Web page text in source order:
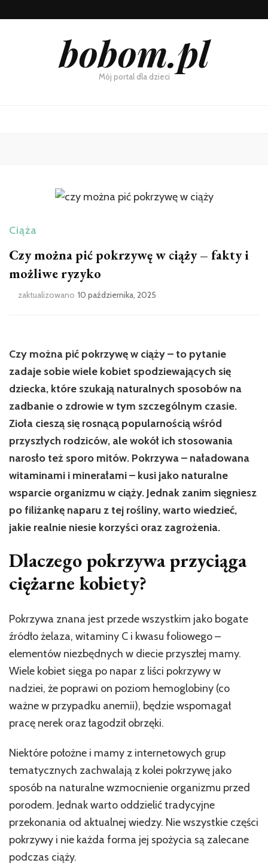
bobom.pl
Mój portal dla dzieci
Ciąża
Czy można pić pokrzywę w ciąży – fakty i
możliwe ryzyko
zaktualizowano 10 października, 2025
Czy można pić pokrzywę w ciąży – to pytanie
zadaje sobie wiele kobiet spodziewających się
dziecka, które szukają naturalnych sposobów na
zadbanie o zdrowie w tym szczególnym czasie.
Zioła cieszą się rosnącą popularnością wśród
przyszłych rodziców, ale wokół ich stosowania
narosło też sporo mitów. Pokrzywa – naładowana
witaminami i minerałami – kusi jako naturalne
wsparcie organizmu w ciąży. Jednak zanim sięgniesz
po filiżankę naparu z tej rośliny, warto wiedzieć,
jakie realnie niesie korzyści oraz zagrożenia.
Dlaczego pokrzywa przyciąga
ciężarne kobiety?
Pokrzywa znana jest przede wszystkim jako bogate
źródło żelaza, witaminy C i kwasu foliowego –
elementów niezbędnych w diecie przyszłej mamy.
Wiele kobiet sięga po napar z liści pokrzywy w
nadziei, że poprawi on poziom hemoglobiny (co
ważne w przypadku anemii), będzie wspomagał
pracę nerek oraz łagodził obrzęki.
Niektóre położne i mamy z internetowych grup
tematycznych zachwalają z kolei pokrzywę jako
sposób na naturalne wzmocnienie organizmu przed
porodem. Jednak warto oddzielić tradycyjne
przekonania od aktualnej wiedzy. Nie wszystkie części
pokrzywy i nie każda forma jej spożycia są zalecane
podczas ciąży.